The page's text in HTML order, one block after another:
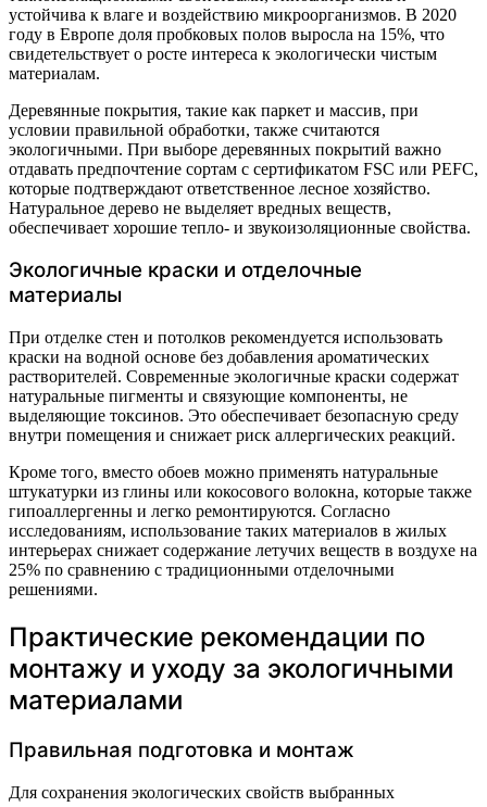
устойчива к влаге и воздействию микроорганизмов. В 2020
году в Европе доля пробковых полов выросла на 15%, что
свидетельствует о росте интереса к экологически чистым
материалам.
Деревянные покрытия, такие как паркет и массив, при
условии правильной обработки, также считаются
экологичными. При выборе деревянных покрытий важно
отдавать предпочтение сортам с сертификатом FSC или PEFC,
которые подтверждают ответственное лесное хозяйство.
Натуральное дерево не выделяет вредных веществ,
обеспечивает хорошие тепло- и звукоизоляционные свойства.
Экологичные краски и отделочные
материалы
При отделке стен и потолков рекомендуется использовать
краски на водной основе без добавления ароматических
растворителей. Современные экологичные краски содержат
натуральные пигменты и связующие компоненты, не
выделяющие токсинов. Это обеспечивает безопасную среду
внутри помещения и снижает риск аллергических реакций.
Кроме того, вместо обоев можно применять натуральные
штукатурки из глины или кокосового волокна, которые также
гипоаллергенны и легко ремонтируются. Согласно
исследованиям, использование таких материалов в жилых
интерьерах снижает содержание летучих веществ в воздухе на
25% по сравнению с традиционными отделочными
решениями.
Практические рекомендации по
монтажу и уходу за экологичными
материалами
Правильная подготовка и монтаж
Для сохранения экологических свойств выбранных